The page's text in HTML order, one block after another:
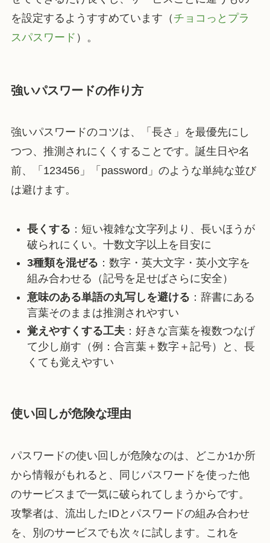
を設定するようすすめています（ チョコっとプラ
スパスワード ）。
強いパスワードの作り方
強いパスワードのコツは、「長さ」を最優先にし
つつ、推測されにくくすることです。誕生日や名
前、「123456」「password」のような単純な並び
は避けます。
長くする ：短い複雑な文字列より、長いほうが
破られにくい。十数文字以上を目安に
3種類を混ぜる ：数字・英大文字・英小文字を
組み合わせる（記号を足せばさらに安全）
意味のある単語の丸写しを避ける ：辞書にある
言葉そのままは推測されやすい
覚えやすくする工夫：好きな言葉を複数つなげ
て少し崩す（例：合言葉＋数字＋記号）と、長
くても覚えやすい
使い回しが危険な理由
パスワードの使い回しが危険なのは、どこか1か所
から情報がもれると、同じパスワードを使った他
のサービスまで一気に破られてしまうからです。
攻撃者は、流出したIDとパスワードの組み合わせ
を、別のサービスでも次々に試します。これを